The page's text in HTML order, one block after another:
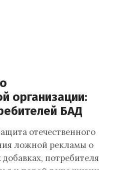
организации:
БАД
отечественного
ложной рекламы о
потребителя